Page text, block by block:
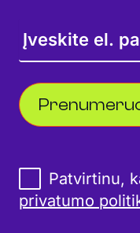
Patvirtinu,
privatumo